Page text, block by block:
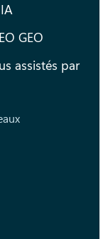
GEO
assistés par